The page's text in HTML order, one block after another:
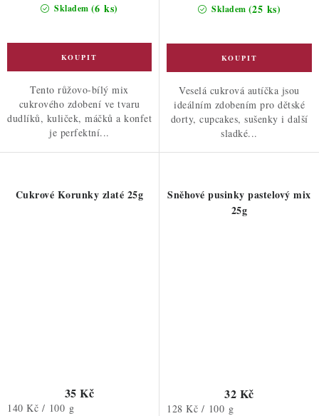
Skladem (6 ks)
Tento růžovo-bílý mix
cukrového zdobení ve tvaru
dudlíků, kuliček, máčků a konfet
je perfektní...
Skladem (25 ks)
Veselá cukrová autíčka jsou
ideálním zdobením pro dětské
dorty, cupcakes, sušenky i další
sladké...
Cukrové Korunky zlaté 25g
35 Kč
Měrná
140 Kč / 100 g
Sněhové pusinky pastelový mix
25g
32 Kč
Měrná
128 Kč / 100 g